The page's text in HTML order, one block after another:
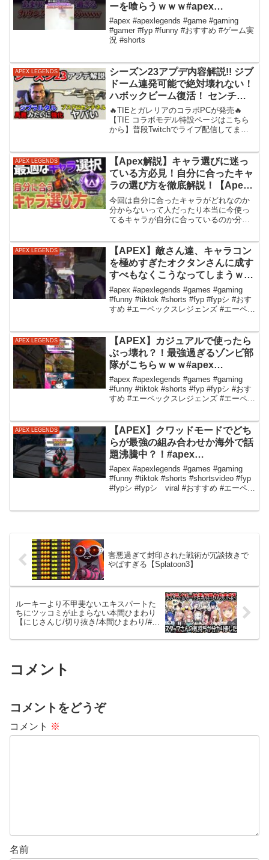
ーを喰らうｗｗｗ#apex
#apexlegends #fyp #おすすめ
#tiktok #ゲーム #shorts
#apex #apexlegends #game #gaming
#gamer #fyp #funny #おすすめ #ゲーム実
況 #shorts
APEX LEGENDS
シーズン23アプデ内容解説!! ジブ
ドーム連発可能で絶対壊れない！
ハボックビーム復活！ センチネ
ルがヤバすぎｗｗ | Apex
Legends
🔥TIEとガレリアのコラボPCが発売🔥
【TIE コラボモデル特設ページはこちら
から】普段Twitchでライブ配信してます -
ru@stear.co.jp『今日のメ...
APEX LEGENDS
【Apex解説】キャラ選びに迷っ
ている方必見！自分に合ったキャ
ラの選び方を徹底解説！【Apex
Legends / エーペックスレジェン
ズ /Apex初心者】
今回は自分に合ったキャラがどれなのか
分からないって人だったり本当に今使っ
てるキャラが自分に合っているのか分か
す！おすすめのキャラなども紹介してい
ます！YKGamingの...
APEX LEGENDS
【APEX】敵さん達、キャラコン
を極めすぎたオクタンさんに成す
すべもなくこうなってしまうｗｗ
ｗ#apex #apexlegends #gaming
#games #fyp #おすすめ #shorts
#apex #apexlegends #games #gaming
#funny #tiktok #shorts #fyp #fypシ #おす
すめ #エーペックスレジェンズ #エーペッ
APEX LEGENDS
【APEX】カジュアルで使ったら
ぶっ壊れ？！最強過ぎるゾンビ部
隊がこちらｗｗｗ#apex
#apexlegends #gaming #games
#fyp #tiktok #おすすめ #shorts
#apex #apexlegends #games #gaming
#funny #tiktok #shorts #fyp #fypシ #おす
すめ #エーペックスレジェンズ #エーペッ
APEX LEGENDS
【APEX】クワッドモードでどち
らが最強の組み合わせか海外で話
題沸騰中？！#apex
#apexlegends #gaming #games
#fyp #tiktok #おすすめ #shorts
#apex #apexlegends #games #gaming
#funny #tiktok #shorts #shortsvideo #fyp
#fypシ #fypシ゚viral #おすすめ #エーペッ
害悪過ぎて封印された戦術が冗談抜きで
やばすぎる【Splatoon3】
ルーキーより不甲斐ないエキスパートた
ちにツッコミが止まらない本間ひまわり
【にじさんじ/切り抜き/本間ひまわり/#に
コメント
コメントをどうぞ
コメント ※
名前